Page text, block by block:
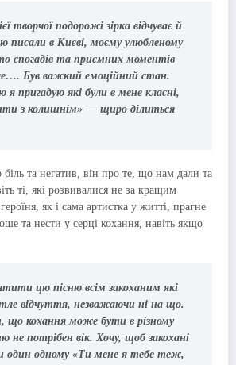
творчої подорожі зірка відчуває й
писали в Києві, моєму улюбленому
спогадів та приємних моментів
Був важкий емоційний стан.
я пригадую які були в мене класні,
з колишнім» — щиро ділиться
та негатив, він про те, що нам дали та
ті, які розвивалися не за кращим
як і сама артистка у житті, прагне
та нести у серці кохання, навіть якщо
цю пісню всім закоханим які
відчуття, незважаючи ні на що.
що кохання може бути в різному
не потрібен вік. Хочу, щоб закохані
один одному «Ти мене я тебе теж,